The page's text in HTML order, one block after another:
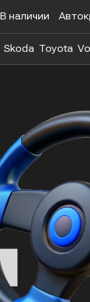
В наличии
Skoda Toyota